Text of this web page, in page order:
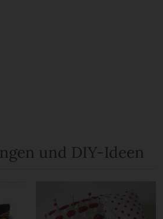
und DIY-Ideen